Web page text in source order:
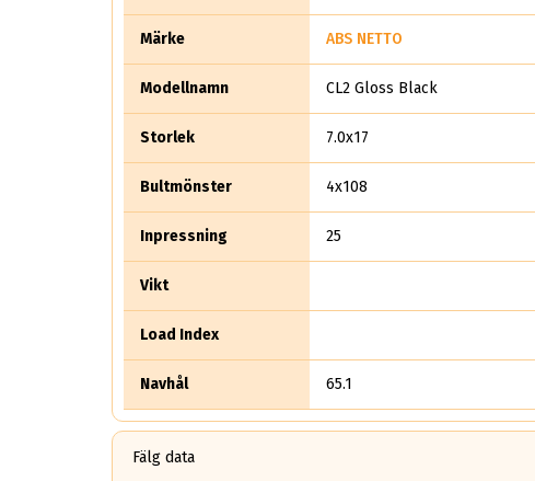
Märke ABS NETTO
Modellnamn CL2 Gloss Black
Storlek 7.0x17
Bultmönster 4x108
Inpressning 25
Vikt
Load Index
Navhål 65.1
Fälg data